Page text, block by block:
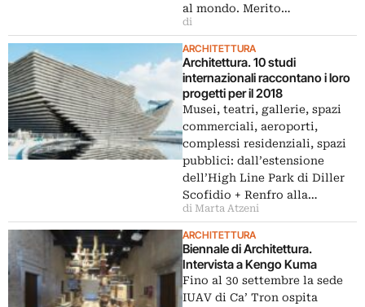
al mondo. Merito…
di
ARCHITETTURA
Architettura. 10 studi
internazionali raccontano i loro
progetti per il 2018
Musei, teatri, gallerie, spazi
commerciali, aeroporti,
complessi residenziali, spazi
pubblici: dall’estensione
dell’High Line Park di Diller
Scofidio + Renfro alla…
di Marta Atzeni
ARCHITETTURA
Biennale di Architettura.
Intervista a Kengo Kuma
Fino al 30 settembre la sede
IUAV di Ca’ Tron ospita